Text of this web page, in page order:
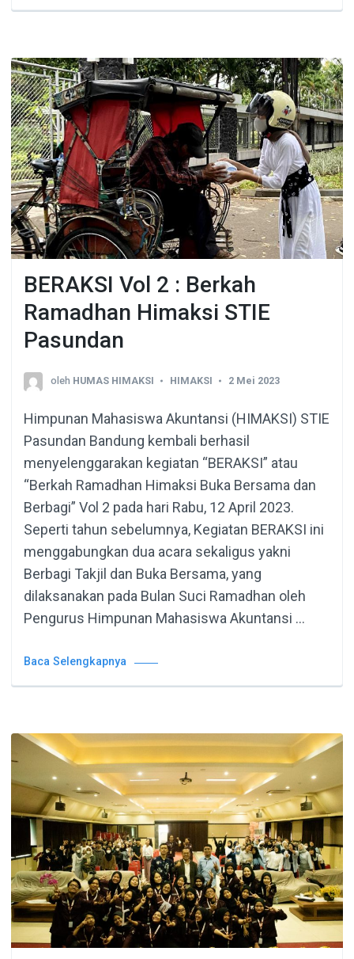
BERAKSI Vol 2 : Berkah
Ramadhan Himaksi STIE
Pasundan
oleh HUMAS HIMAKSI HIMAKSI 2 Mei 2023
Himpunan Mahasiswa Akuntansi (HIMAKSI) STIE
Pasundan Bandung kembali berhasil
menyelenggarakan kegiatan “BERAKSI” atau
“Berkah Ramadhan Himaksi Buka Bersama dan
Berbagi” Vol 2 pada hari Rabu, 12 April 2023.
Seperti tahun sebelumnya, Kegiatan BERAKSI ini
menggabungkan dua acara sekaligus yakni
Berbagi Takjil dan Buka Bersama, yang
dilaksanakan pada Bulan Suci Ramadhan oleh
Pengurus Himpunan Mahasiswa Akuntansi …
Baca Selengkapnya